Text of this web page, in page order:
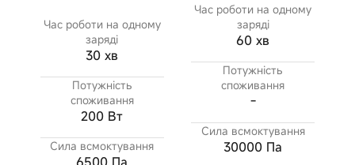
Час роботи на одному
заряді
30 хв
Потужність
споживання
200 Вт
Сила всмоктування
6500 Па
Час роботи на одному
заряді
60 хв
Потужність
споживання
-
Сила всмоктування
30000 Па